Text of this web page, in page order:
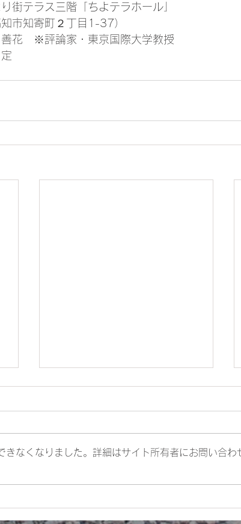
テラス三階「ちよテラホール」
町２丁目1-37）
　※評論家・東京国際大学教授
きなくなりました。詳細はサイト所有者にお問い合わ